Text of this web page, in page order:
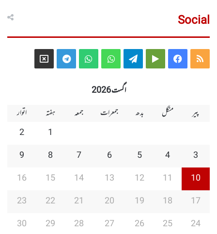
Social
RSS
Facebook
Google
Telegram
WhatsApp
WhatsApp
Telegram
X
اگست 2026
پیر
منگل بدھ جمعرات جمعہ ہفتہ
اتوار
1
2
3
4
5
6
7
8
9
10
11
12
13
14
15
16
17
18
19
20
21
22
23
24
25
26
27
28
29
30